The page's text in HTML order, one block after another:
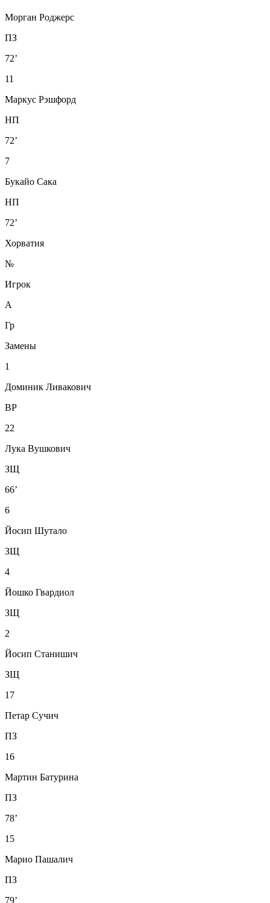
Морган Роджерс
ПЗ
72’
11
Маркус Рэшфорд
НП
72’
7
Букайо Сака
НП
72’
Хорватия
№
Игрок
А
Гр
Замены
1
Доминик Ливакович
ВР
22
Лука Вушкович
ЗЩ
66’
6
Йосип Шутало
ЗЩ
4
Йошко Гвардиол
ЗЩ
2
Йосип Станишич
ЗЩ
17
Петар Сучич
ПЗ
16
Мартин Батурина
ПЗ
78’
15
Марио Пашалич
ПЗ
79’